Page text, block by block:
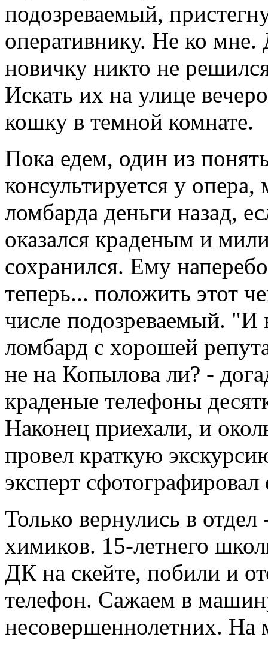
подозреваемый,
оперативнику. Не ко мне.
новичку никто не
Искать их на улице
кошку в темной комнате.
Пока едем, один из
консультируется у
ломбарда деньги назад,
оказался краденым и
сохранился. Ему
теперь... положить этот
числе подозреваемый. "И
ломбард с хорошей
не на Копылова ли? -
краденые телефоны
Наконец приехали, и
провел краткую
эксперт
Только вернулись в
химиков. 15-летнего
ДК на скейте, побили и
телефон. Сажаем в
несовершеннолетних. На